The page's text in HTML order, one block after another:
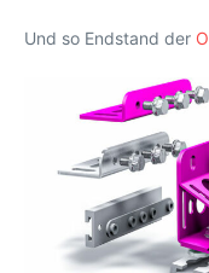
Und so Endstand der